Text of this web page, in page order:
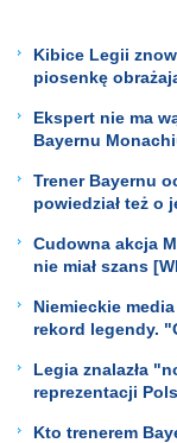
Kibice Legii
piosenkę
Ekspert nie ma
Bayernu
Trener Bayernu
powiedział też o
Cudowna akcja
nie miał szans
Niemieckie
rekord legendy.
Legia znalazła
reprezentacji
Kto trenerem